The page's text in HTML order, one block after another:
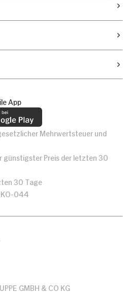
App
Mehrwertsteuer und
günstigster Preis der letzten 30
30 Tage
044
GMBH & CO KG